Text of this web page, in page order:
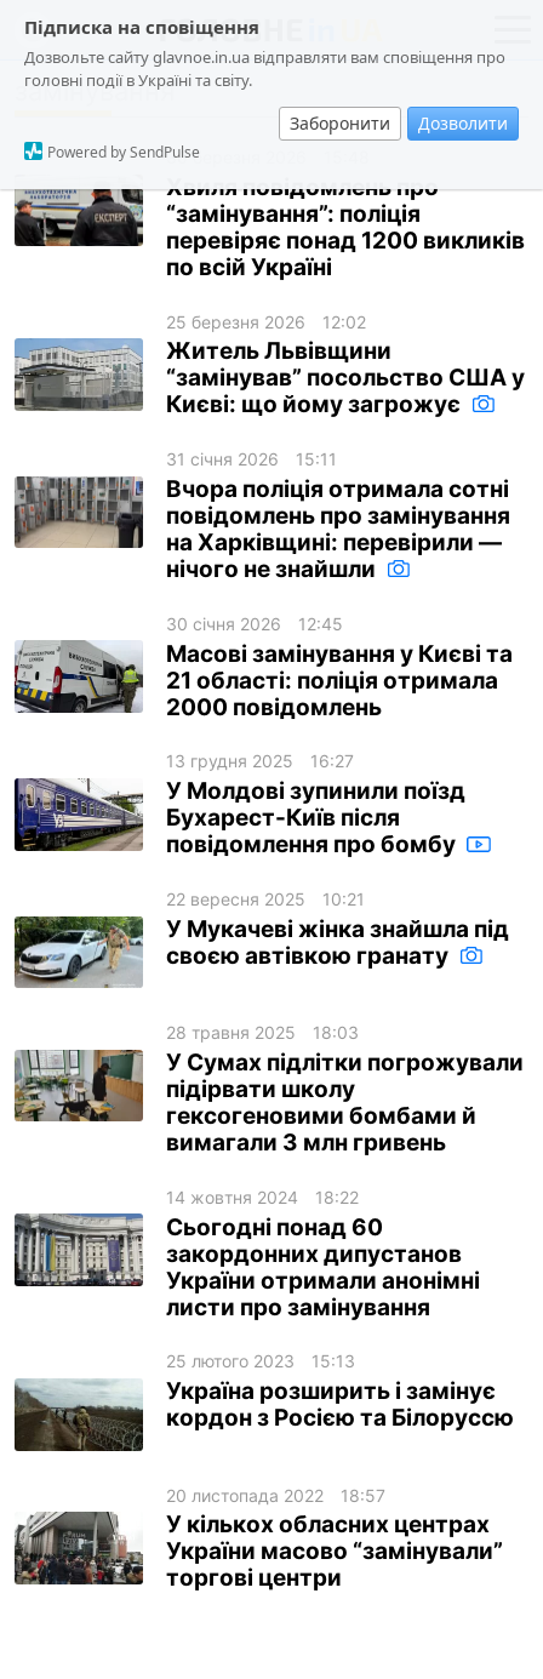
Підписка на сповіщення
Дозвольте сайту glavnoe.in.ua відправляти вам сповіщення про
головні події в Україні та світу.
Заборонити Дозволити
Powered by SendPulse
новини
про проєкт
суспільство
події
кримінал
спорт
лонгріди
архів
gambling
замінування
30 березня 2026
Хвиля повідомлень про
“замінування”: поліція
перевіряє понад 1200 викликів
по всій Україні
25 березня 2026 12:02
Житель Львівщини
“замінував” посольство США у
Києві: що йому загрожує
31 січня 2026 15:11
Вчора поліція отримала сотні
повідомлень про замінування
на Харківщині: перевірили —
нічого не знайшли
30 січня 2026 12:45
Масові замінування у Києві та
21 області: поліція отримала
2000 повідомлень
13 грудня 2025 16:27
У Молдові зупинили поїзд
Бухарест-Київ після
повідомлення про бомбу
22 вересня 2025 10:21
У Мукачеві жінка знайшла під
своєю автівкою гранату
28 травня 2025 18:03
У Сумах підлітки погрожували
підірвати школу
гексогеновими бомбами й
вимагали 3 млн гривень
14 жовтня 2024 18:22
Сьогодні понад 60
закордонних дипустанов
України отримали анонімні
листи про замінування
25 лютого 2023 15:13
Україна розширить і замінує
кордон з Росією та Білоруссю
20 листопада 2022 18:57
У кількох обласних центрах
України масово “замінували”
торгові центри